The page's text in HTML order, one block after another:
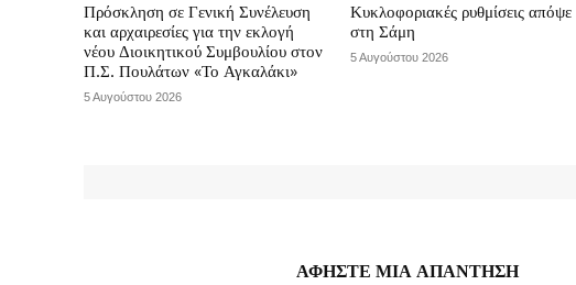
Πρόσκληση σε Γενική Συνέλευση
και αρχαιρεσίες για την εκλογή
νέου Διοικητικού Συμβουλίου στον
Π.Σ. Πουλάτων «Το Αγκαλάκι»
5 Αυγούστου 2026
Κυκλοφοριακές ρυθμίσεις απόψε
στη Σάμη
5 Αυγούστου 2026
ΑΦΗΣΤΕ ΜΙΑ ΑΠΑΝΤΗΣΗ